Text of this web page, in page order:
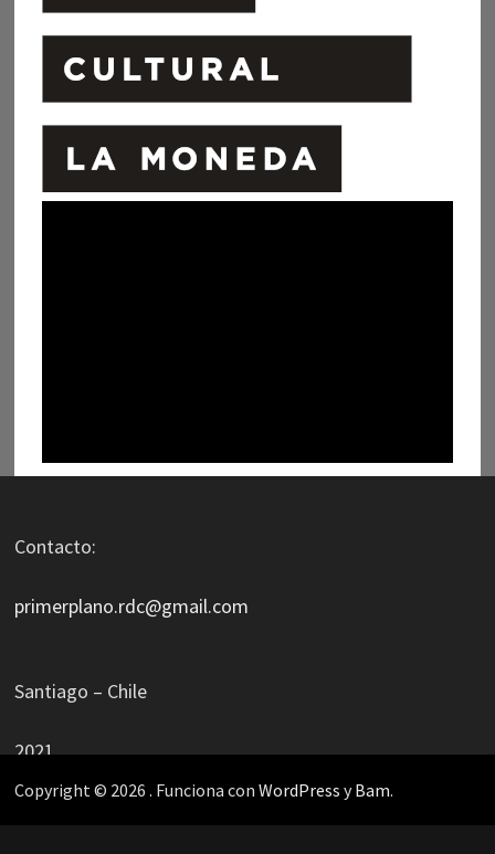
Contacto:
primerplano.rdc@gmail.com
Santiago – Chile
2021
Copyright © 2026 . Funciona con WordPress yBam.